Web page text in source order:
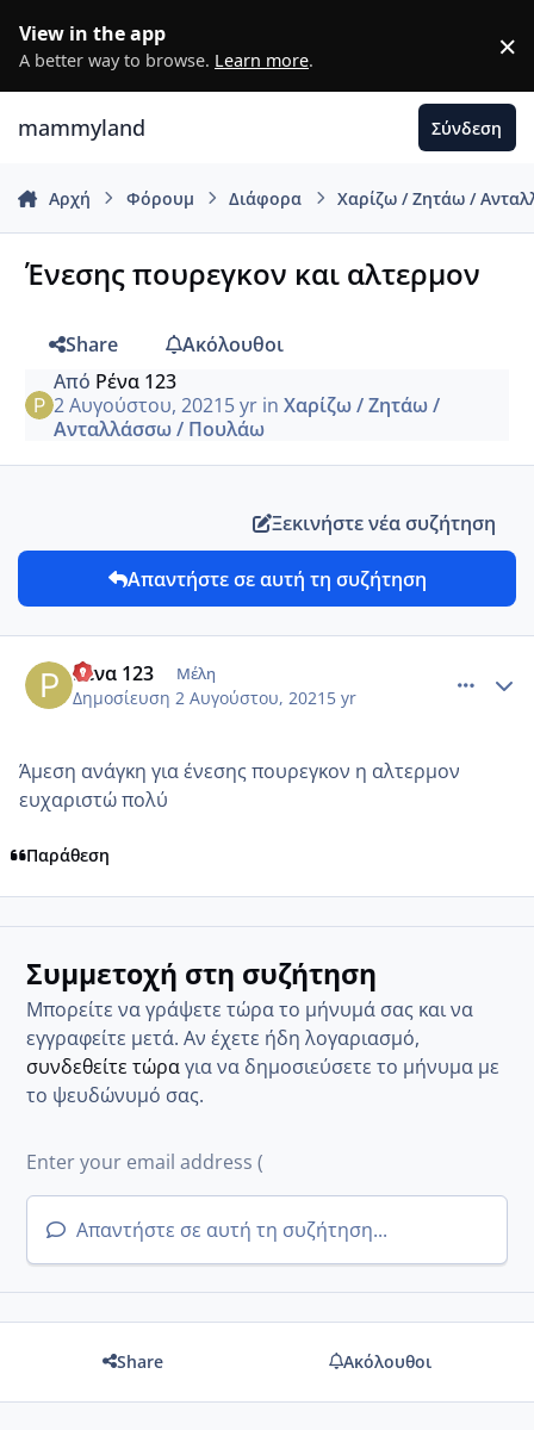
View in the app
A better way to browse. Learn more. ×
mammyland Σύνδεση
Αρχή Φόρουμ Διάφορα Χαρίζω / Ζητάω /
Ένεσης πουρεγκον και αλτερμον
Share
Ακόλουθοι
Από Ρένα 123
2 Αυγούστου, 20215 yrin Χαρίζω / Ζητάω /
Ανταλλάσσω / Πουλάω
Ξεκινήστε νέα συζήτηση
Απαντήστε σε αυτή τη συζήτηση
Ρένα 123 Μέλη
Δημοσίευση 2 Αυγούστου, 2021 5 yr
Άμεση ανάγκη για ένεσης πουρεγκον η αλτερμον
ευχαριστώ πολύ
Παράθεση
Συμμετοχή στη συζήτηση
Μπορείτε να γράψετε τώρα το μήνυμά σας και να
εγγραφείτε μετά. Αν έχετε ήδη λογαριασμό,
συνδεθείτε τώραγια να δημοσιεύσετε το μήνυμα με
το ψευδώνυμό σας.
Απαντήστε σε αυτή τη συζήτηση...
Share Ακόλουθοι